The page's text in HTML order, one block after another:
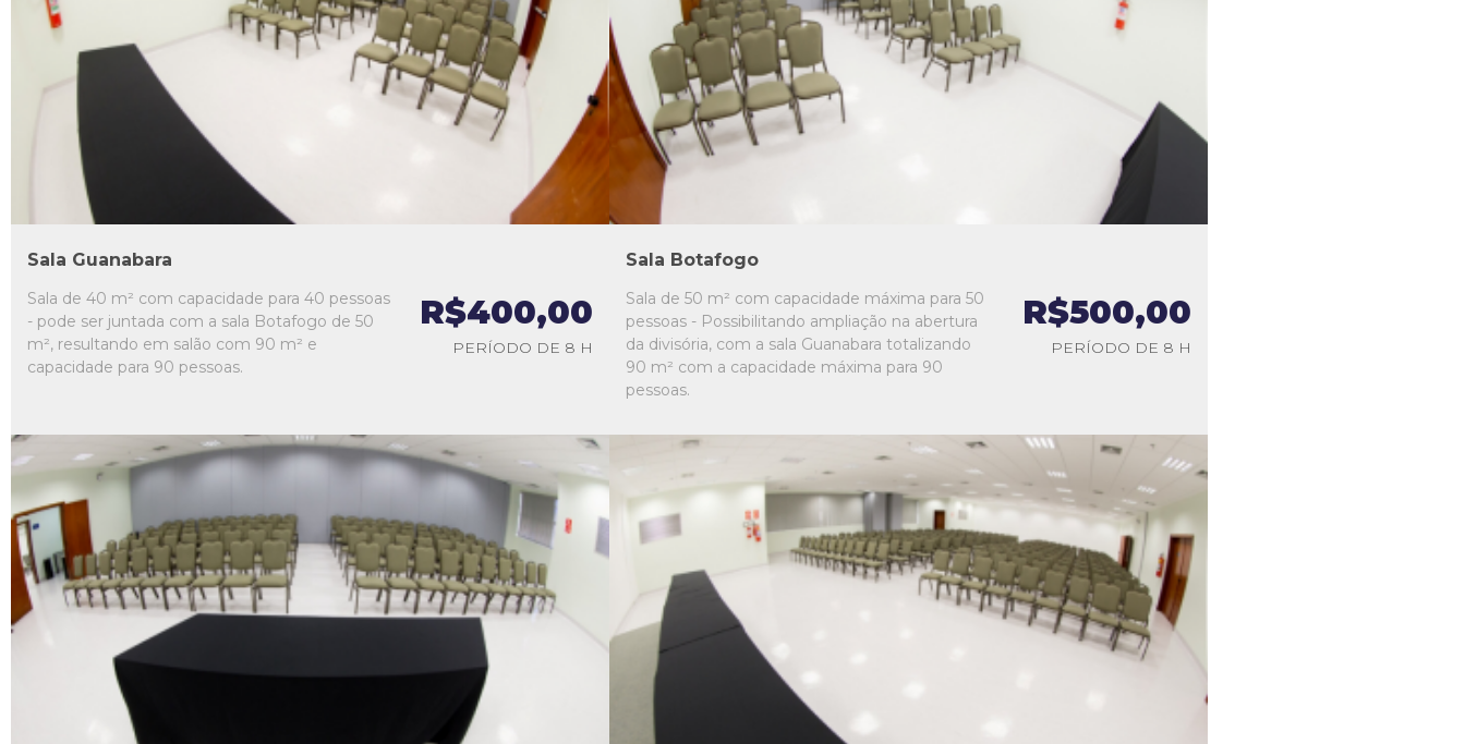
L2
L3
Sala Guanabara
Sala de 40 m² com capacidade para 40 pessoas
- pode ser juntada com a sala Botafogo de 50
m², resultando em salão com 90 m² e
capacidade para 90 pessoas.
R$400,00
PERÍODO DE 8 H
L3
L4
L5
Sala Botafogo
Sala de 50 m² com capacidade máxima para 50
pessoas - Possibilitando ampliação na abertura
da divisória, com a sala Guanabara totalizando
90 m² com a capacidade máxima para 90
pessoas.
R$500,00
PERÍODO DE 8 H
L1
L2
L3
L4
L1
L3
L4
L5